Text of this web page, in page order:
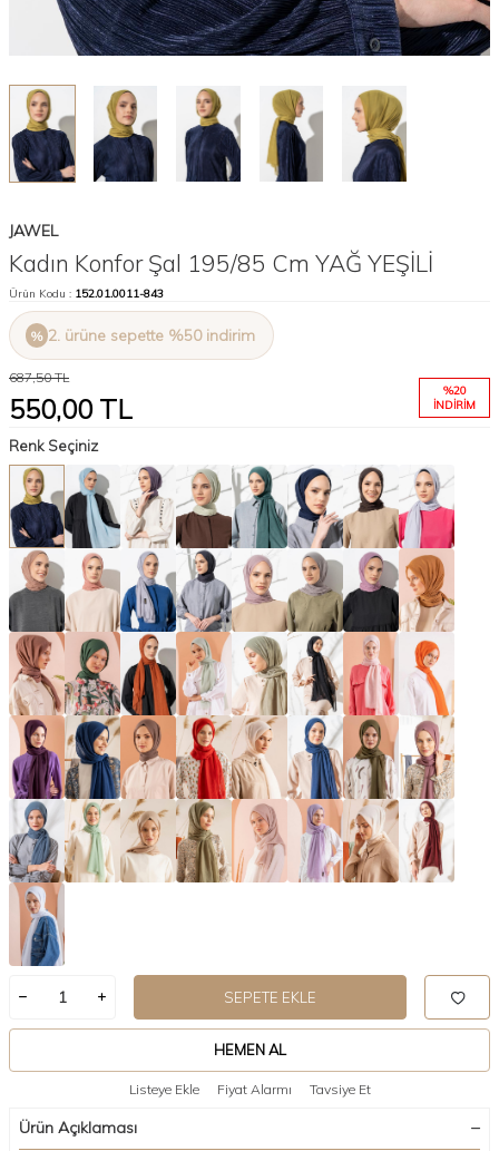
JAWEL
Kadın Konfor Şal 195/85 Cm YAĞ YEŞİLİ
Ürün Kodu : 152.01.0011-843
2. ürüne sepette %50 indirim
687,50TL
550,00TL
%20
İNDIRIM
Renk Seçiniz
SEPETE EKLE
HEMEN AL
Listeye Ekle Fiyat Alarmı Tavsiye Et
Ürün Açıklaması